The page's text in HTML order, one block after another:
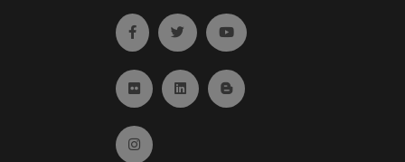
Ir a facebook (abre en ventana nueva)
Ir a twitter (abre en ventana nueva)
Ir a YouTube (abre en
Ir a Flickr (abre en ventana nueva)
Ir a Linkedin (abre en ventana nueva)
Ir al Blog (abre en ventana
Ir a Instagram (abre en ventana nueva)